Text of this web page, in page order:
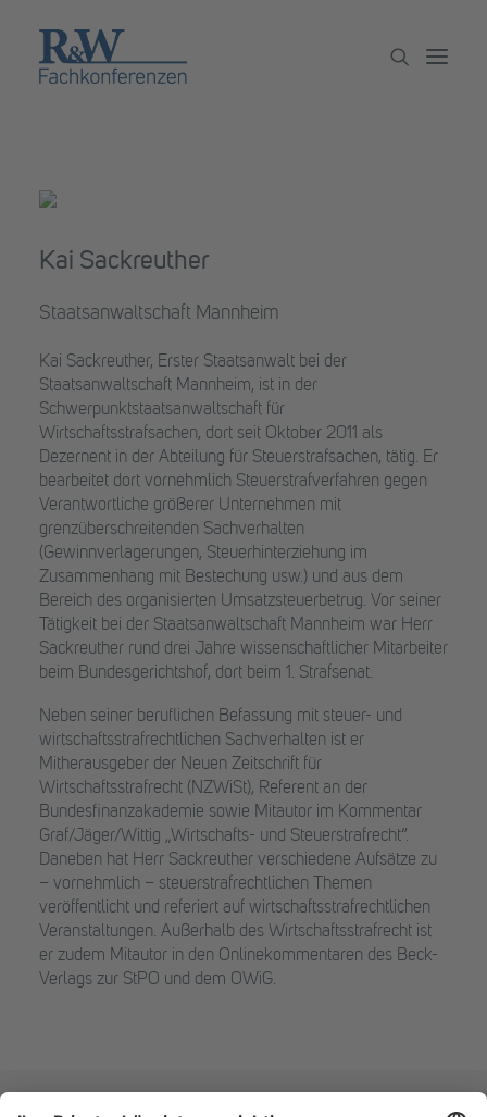
Newsletter
Kai Sackreuther
Staatsanwaltschaft Mannheim
Kai Sackreuther, Erster Staatsanwalt bei der
Staatsanwaltschaft Mannheim, ist in der
Schwerpunktstaatsanwaltschaft für
Wirtschaftsstrafsachen, dort seit Oktober 2011 als
Dezernent in der Abteilung für Steuerstrafsachen, tätig. Er
bearbeitet dort vornehmlich Steuerstrafverfahren gegen
Verantwortliche größerer Unternehmen mit
grenzüberschreitenden Sachverhalten
(Gewinnverlagerungen, Steuerhinterziehung im
Zusammenhang mit Bestechung usw.) und aus dem
Bereich des organisierten Umsatzsteuerbetrug. Vor seiner
Tätigkeit bei der Staatsanwaltschaft Mannheim war Herr
Sackreuther rund drei Jahre wissenschaftlicher Mitarbeiter
beim Bundesgerichtshof, dort beim 1. Strafsenat.
Neben seiner beruflichen Befassung mit steuer- und
wirtschaftsstrafrechtlichen Sachverhalten ist er
Mitherausgeber der Neuen Zeitschrift für
Wirtschaftsstrafrecht (NZWiSt), Referent an der
Bundesfinanzakademie sowie Mitautor im Kommentar
Graf/Jäger/Wittig „Wirtschafts- und Steuerstrafrecht“.
Daneben hat Herr Sackreuther verschiedene Aufsätze zu
– vornehmlich – steuerstrafrechtlichen Themen
veröffentlicht und referiert auf wirtschaftsstrafrechtlichen
Veranstaltungen. Außerhalb des Wirtschaftsstrafrecht ist
er zudem Mitautor in den Onlinekommentaren des Beck-
Verlags zur StPO und dem OWiG.